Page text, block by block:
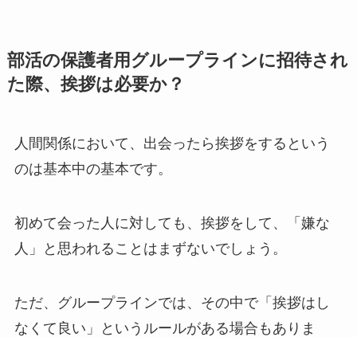
部活の保護者用グループラインに招待され
た際、挨拶は必要か？
人間関係において、出会ったら挨拶をするという
のは基本中の基本です。
初めて会った人に対しても、挨拶をして、「嫌な
人」と思われることはまずないでしょう。
ただ、グループラインでは、その中で「挨拶はし
なくて良い」というルールがある場合もありま